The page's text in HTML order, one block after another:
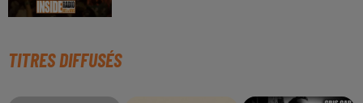
TITRES DIFFUSÉS